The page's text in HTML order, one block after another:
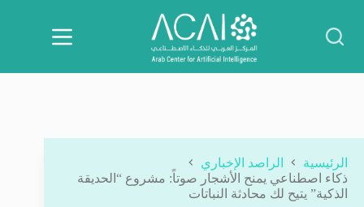
المحتوى
الرئيسية
الراصد الإخباري
ذكاء اصطناعي يمنح الأشجار صوتاً: مشروع “الحديقة
الذكية” يتيح لك محادثة النباتات